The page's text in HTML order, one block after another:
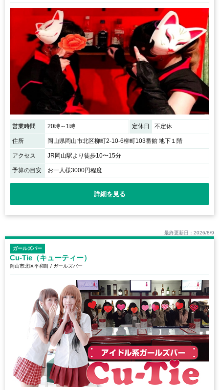
営業時間 20時～1時 定休日 不定休
住所 岡山県岡山市北区柳町2-10-6柳町103番館 地下１階
アクセス JR岡山駅より徒歩10〜15分
予算の目安 お一人様3000円程度
詳細を見る
最終更新日：2026/8/9
ガールズバー
Cu-Tie（キューティー）
岡山市北区平和町 / ガールズバー